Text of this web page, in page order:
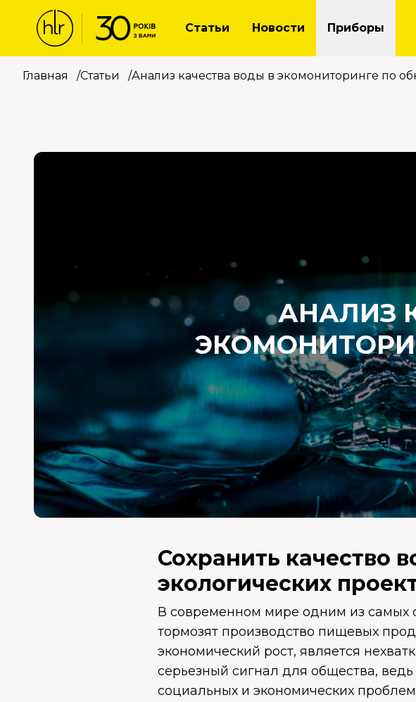
Статьи Новости Приборы
Главная /Статьи /Анализ качества воды в экомониторинге по
АНАЛИЗ
Сохранить качество
экологических
В современном мире одним из самых
тормозят производство пищевых
экономический рост, является
серьезный сигнал для общества,
социальных и экономических